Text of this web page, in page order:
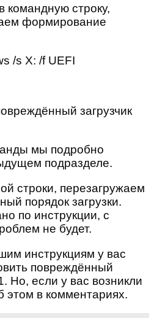
командную строку,
формирование
/s X: /f UEFI
мы подробно
подразделе.
строки, перезагружаем
порядок загрузки.
по инструкции, с
не будет.
инструкциям у вас
повреждённый
Но, если у вас возникли
в комментариях.